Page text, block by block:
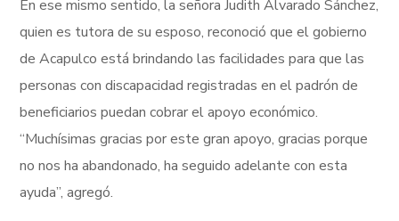
En ese mismo sentido, la señora Judith Alvarado Sánchez,
quien es tutora de su esposo, reconoció que el gobierno
de Acapulco está brindando las facilidades para que las
personas con discapacidad registradas en el padrón de
beneficiarios puedan cobrar el apoyo económico.
“Muchísimas gracias por este gran apoyo, gracias porque
no nos ha abandonado, ha seguido adelante con esta
ayuda”, agregó.